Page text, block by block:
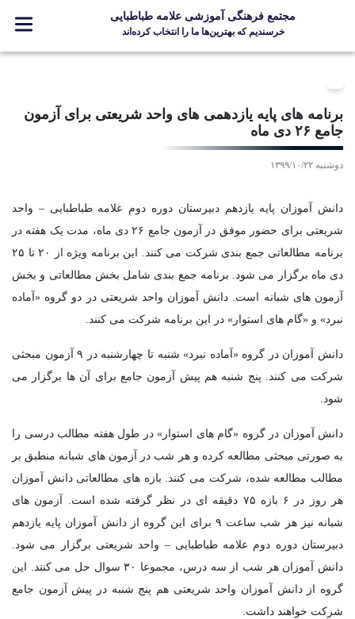
مجتمع فرهنگی آموزشی علامه طباطبایی
خرسندیم که بهترین‌ها ما را انتخاب کرده‌اند
مدارس
جشنواره ها
ارتباط با ما
Designed and Developed by Kavano Team 2016-18
برنامه های پایه یازدهمی های واحد شریعتی برای آزمون
جامع ۲۶ دی ماه
دوشنبه ۱۳۹۹/۱۰/۲۲
دانش آموزان پایه یازدهم دبیرستان دوره دوم علامه طباطبایی – واحد
شریعتی برای حضور موفق در آزمون جامع ۲۶ دی ماه، مدت یک هفته در
برنامه مطالعاتی جمع بندی شرکت می کنند. این برنامه ویژه از ۲۰ تا ۲۵
دی ماه برگزار می شود. برنامه جمع بندی شامل بخش مطالعاتی و بخش
آزمون های شبانه است. دانش آموزان واحد شریعتی در دو گروه «آماده
نبرد» و «گام های استوار» در این برنامه شرکت می کنند.
دانش آموزان در گروه «آماده نبرد» شنبه تا چهارشنبه در ۹ آزمون مبحثی
شرکت می کنند. پنج شنبه هم پیش آزمون جامع برای آن ها برگزار می
شود.
دانش آموزان در گروه «گام های استوار» در طول هفته مطالب درسی را
به صورتی مبحثی مطالعه کرده و هر شب در آزمون های شبانه منطبق بر
مطالب مطالعه شده، شرکت می کنند. بازه های مطالعاتی دانش آموزان
هر روز در ۶ بازه ۷۵ دقیقه ای در نظر گرفته شده است. آزمون های
شبانه نیز هر شب ساعت ۹ برای این گروه از دانش آموزان پایه یازدهم
دبیرستان دوره دوم علامه طباطبایی – واحد شریعتی برگزار می شود.
دانش آموزان هر شب از سه درس، مجموعا ۳۰ سوال حل می کنند. این
گروه از دانش آموزان واحد شریعتی هم پنج شنبه در پیش آزمون جامع
شرکت خواهند داشت.